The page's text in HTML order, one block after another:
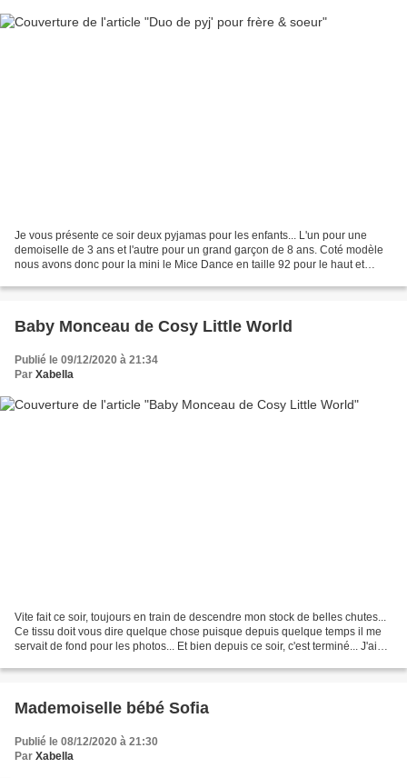
Je vous présente ce soir deux pyjamas pour les enfants... L'un pour une
demoiselle de 3 ans et l'autre pour un grand garçon de 8 ans. Coté modèle
nous avons donc pour la mini le Mice Dance en taille 92 pour le haut et
Baby Monceau de Cosy Little World
Publié le 09/12/2020 à 21:34
Par Xabella
Vite fait ce soir, toujours en train de descendre mon stock de belles chutes...
Ce tissu doit vous dire quelque chose puisque depuis quelque temps il me
servait de fond pour les photos... Et bien depuis ce soir, c'est terminé... J'ai
Mademoiselle bébé Sofia
Publié le 08/12/2020 à 21:30
Par Xabella